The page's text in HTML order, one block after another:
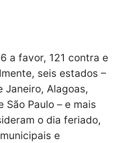
a favor, 121 contra e
seis estados –
Janeiro, Alagoas,
São Paulo – e mais
o dia feriado,
e